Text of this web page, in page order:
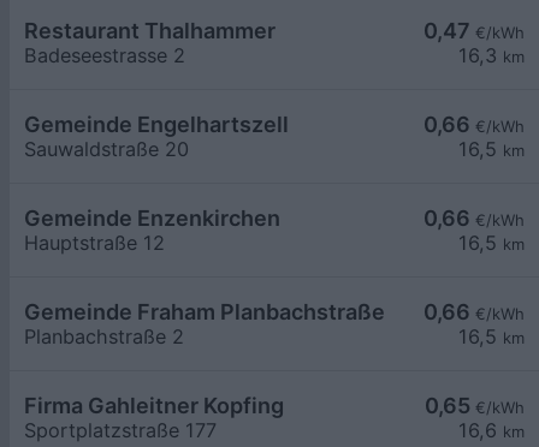
0,47 €/kWh
16,3 km
Restaurant Thalhammer
Badeseestrasse 2
0,66 €/kWh
16,5 km
Gemeinde Engelhartszell
Sauwaldstraße 20
0,66 €/kWh
16,5 km
Gemeinde Enzenkirchen
Hauptstraße 12
0,66 €/kWh
16,5 km
Gemeinde Fraham Planbachstraße
Planbachstraße 2
0,65 €/kWh
16,6 km
Firma Gahleitner Kopfing
Sportplatzstraße 177